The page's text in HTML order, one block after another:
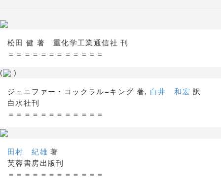
松田 健 著 重化学工業通信社 刊
＝＝＝＝＝＝＝＝＝＝＝＝
( )
ジェニファー・コックラル=キング 著, 白井 和宏 訳
白水社刊
＝＝＝＝＝＝＝＝＝＝＝＝
田村 紀雄 著
芙蓉書房出版刊
＝＝＝＝＝＝＝＝＝＝＝＝